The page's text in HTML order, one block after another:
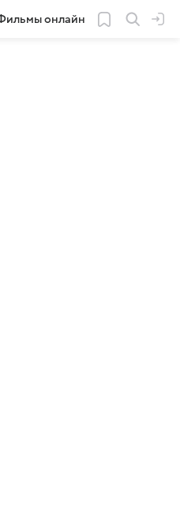
онлайн